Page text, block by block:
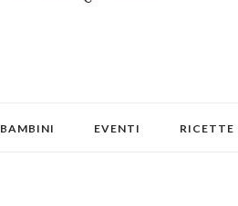
BAMBINI EVENTI RICETTE